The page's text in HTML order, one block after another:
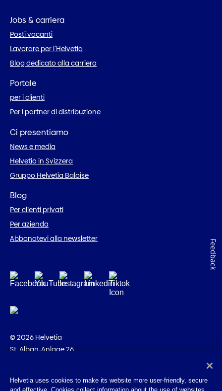
Jobs & carriera
Posti vacanti
Lavorare per l’Helvetia
Blog dedicato alla carriera
Portale
per i clienti
Per i partner di distribuzione
Ci presentiamo
News e media
Helvetia in Svizzera
Gruppo Helvetia Baloise
Blog
Per clienti privati
Per azienda
Abbonatevi alla newsletter
© 2026 Helvetia
St. Alban-Anlage 26
Helvetia uses cookies to make its website more user-friendly, secure
Feedback